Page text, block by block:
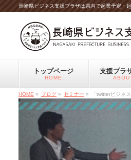
長崎県ビジネス支援プラザは県内で起業予定・
トップページ
HOME
支援プラ
HOME » ブログ » セミナー » 「twitterビジネ